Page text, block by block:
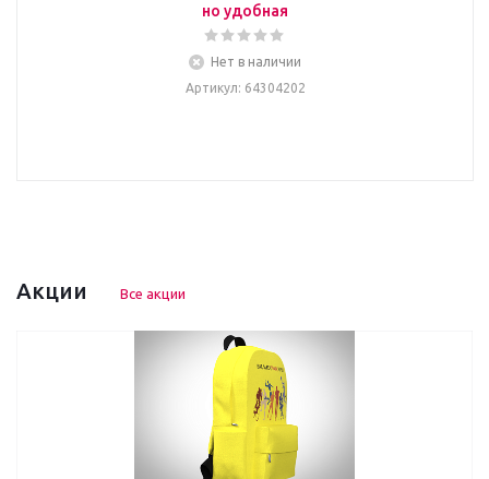
но удобная
Нет в наличии
Артикул: 64304202
Акции Все акции